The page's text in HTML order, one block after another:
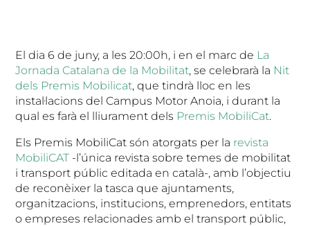
El dia 6 de juny, a les 20:00h, i en el marc de La
Jornada Catalana de la Mobilitat, se celebrarà la Nit
dels Premis Mobilicat, que tindrà lloc en les
instal·lacions del Campus Motor Anoia, i durant la
qual es farà el lliurament dels Premis MobiliCat.
Els Premis MobiliCat són atorgats per la revista
MobiliCAT -l’única revista sobre temes de mobilitat
i transport públic editada en català-, amb l’objectiu
de reconèixer la tasca que ajuntaments,
organitzacions, institucions, emprenedors, entitats
o empreses relacionades amb el transport públic,